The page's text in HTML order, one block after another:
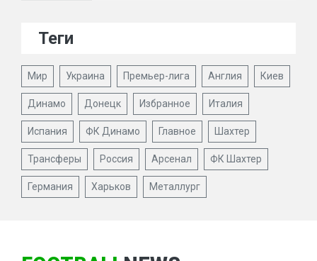
Теги
Мир Украина Премьер-лига Англия Киев
Динамо Донецк Избранное Италия
Испания ФК Динамо Главное Шахтер
Трансферы Россия Арсенал ФК Шахтер
Германия Харьков Металлург